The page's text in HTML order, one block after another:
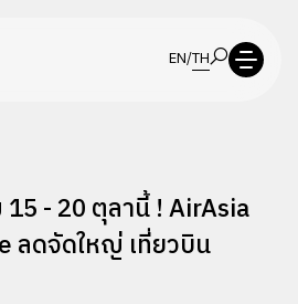
EN/TH
- 20 ตุลานี้ ! AirAsia
ลดจัดใหญ่ เที่ยวบิน